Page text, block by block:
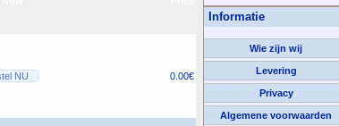
NU 0.00€
Informatie
Wie zijn wij
Levering
Privacy
Algemene voorwaarden